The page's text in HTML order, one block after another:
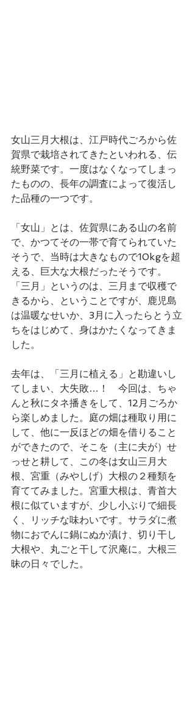
女山三月大根は、江戸時代ごろから佐
賀県で栽培されてきたといわれる、伝
統野菜です。一度はなくなってしまっ
たものの、長年の調査によって復活し
た品種の一つです。
「女山」とは、佐賀県にある山の名前
で、かつてその一帯で育てられていた
そうで、当時は大きなもので10kgを超
える、巨大な大根だったそうです。
「三月」というのは、三月まで収穫で
きるから、ということですが、鹿児島
は温暖なせいか、3月に入ったらとう立
ちをはじめて、身はかたくなってきま
した。
去年は、「三月に植える」と勘違いし
てしまい、大失敗…！　今回は、ちゃ
んと秋にタネ播きをして、12月ごろか
ら楽しめました。庭の畑は種取り用に
して、他に一反ほどの畑を借りること
ができたので、そこを（主に夫が）せ
っせと耕して、この冬は女山三月大
根、宮重（みやしげ）大根の２種類を
育ててみました。宮重大根は、青首大
根に似ていますが、少し小ぶりで細長
く、リッチな味わいです。サラダに煮
物におでんに鍋にぬか漬け、切り干し
大根や、丸ごと干して沢庵に。大根三
昧の日々でした。